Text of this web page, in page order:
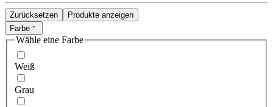
Zurücksetzen
Produkte anzeigen
Farbe
Wähle eine Farbe
Weiß
Grau